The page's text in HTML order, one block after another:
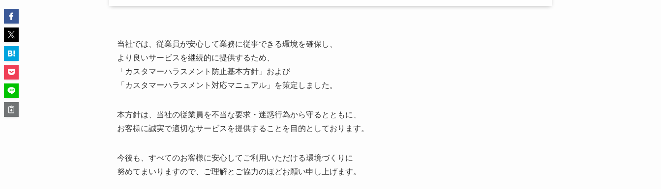
当社では、従業員が安心して業務に従事できる環境を確保し、
より良いサービスを継続的に提供するため、
「カスタマーハラスメント防止基本方針」および
「カスタマーハラスメント対応マニュアル」を策定しました。
本方針は、当社の従業員を不当な要求・迷惑行為から守るとともに、
お客様に誠実で適切なサービスを提供することを目的としております。
今後も、すべてのお客様に安心してご利用いただける環境づくりに
努めてまいりますので、ご理解とご協力のほどお願い申し上げます。